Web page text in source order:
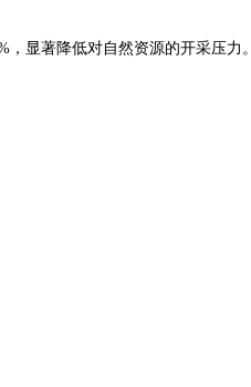
显著降低对自然资源的开采压力。